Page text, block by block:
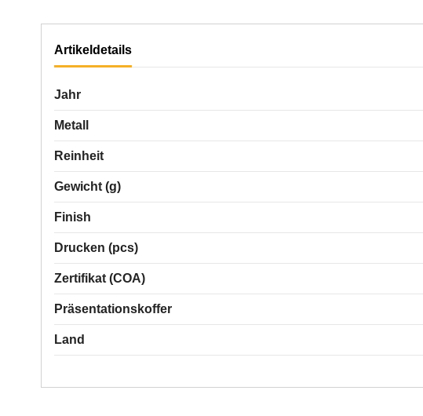
Artikeldetails
Jahr
Metall
Reinheit
Gewicht (g)
Finish
Drucken (pcs)
Zertifikat (COA)
Präsentationskoffer
Land